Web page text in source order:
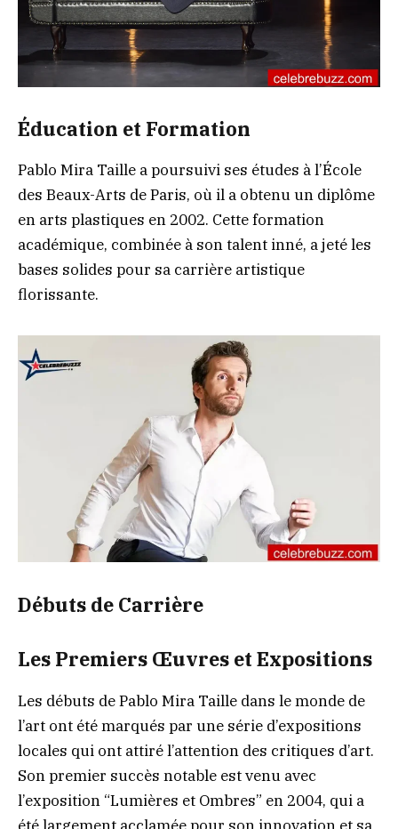
Éducation et Formation
Pablo Mira Taille a poursuivi ses études à l’École
des Beaux-Arts de Paris, où il a obtenu un diplôme
en arts plastiques en 2002. Cette formation
académique, combinée à son talent inné, a jeté les
bases solides pour sa carrière artistique
florissante.
Débuts de Carrière
Les Premiers Œuvres et Expositions
Les débuts de Pablo Mira Taille dans le monde de
l’art ont été marqués par une série d’expositions
locales qui ont attiré l’attention des critiques d’art.
Son premier succès notable est venu avec
l’exposition “Lumières et Ombres” en 2004, qui a